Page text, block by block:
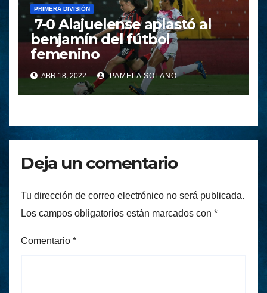
PRIMERA DIVISIÓN
7-0 Alajuelense aplastó al
benjamín del fútbol
femenino
ABR 18, 2022 PAMELA SOLANO
Deja un comentario
Tu dirección de correo electrónico no será publicada.
Los campos obligatorios están marcados con *
Comentario *